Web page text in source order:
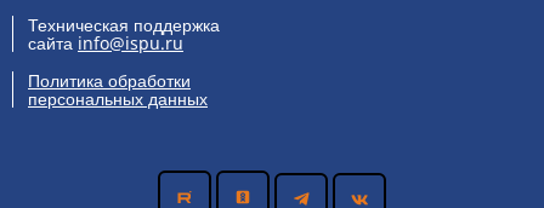
Техническая поддержка
сайта info@ispu.ru
Политика обработки
персональных данных